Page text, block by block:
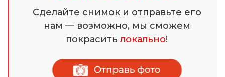
Сделайте снимок и отправьте его
нам — возможно, мы сможем
покраситьлокально!